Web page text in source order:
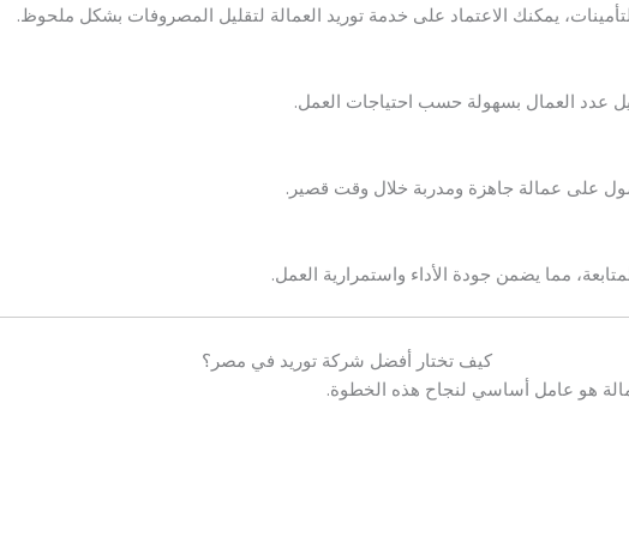
يمكنك الاعتماد على خدمة توريد العمالة لتقليل المصروفات بشكل ملحوظ.
عدد العمال بسهولة حسب احتياجات العمل.
على عمالة جاهزة ومدربة خلال وقت قصير.
مما يضمن جودة الأداء واستمرارية العمل.
كيف تختار أفضل شركة توريد في مصر؟
هو عامل أساسي لنجاح هذه الخطوة.